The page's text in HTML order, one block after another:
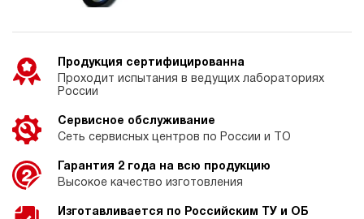
Продукция сертифицированна
Проходит испытания в ведущих лабораториях
России
Сервисное обслуживание
Сеть сервисных центров по России и ТО
Гарантия 2 года на всю продукцию
Высокое качество изготовления
Изготавливается по Российским ТУ и ОБ